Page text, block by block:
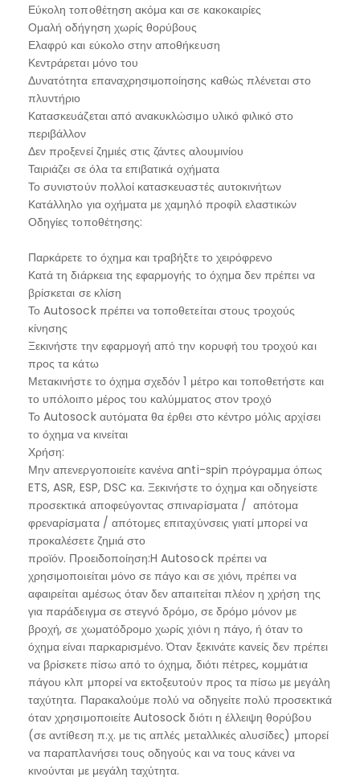
Εύκολη τοποθέτηση ακόμα και σε κακοκαιρίες
Ομαλή οδήγηση χωρίς θορύβους
Ελαφρύ και εύκολο στην αποθήκευση
Κεντράρεται μόνο του
Δυνατότητα επαναχρησιμοποίησης καθώς πλένεται στο
πλυντήριο
Κατασκευάζεται από ανακυκλώσιμο υλικό φιλικό στο
περιβάλλον
Δεν προξενεί ζημιές στις ζάντες αλουμινίου
Ταιριάζει σε όλα τα επιβατικά οχήματα
Το συνιστούν πολλοί κατασκευαστές αυτοκινήτων
Κατάλληλο για οχήματα με χαμηλό προφίλ ελαστικών
Οδηγίες τοποθέτησης:
Παρκάρετε το όχημα και τραβήξτε το χειρόφρενο
Κατά τη διάρκεια της εφαρμογής το όχημα δεν πρέπει να
βρίσκεται σε κλίση
Το Autosock πρέπει να τοποθετείται στους τροχούς
κίνησης
Ξεκινήστε την εφαρμογή από την κορυφή του τροχού και
προς τα κάτω
Μετακινήστε το όχημα σχεδόν 1 μέτρο και τοποθετήστε και
το υπόλοιπο μέρος του καλύμματος στον τροχό
Το Autosock αυτόματα θα έρθει στο κέντρο μόλις αρχίσει
το όχημα να κινείται
Χρήση:
Μην απενεργοποιείτε κανένα anti-spin πρόγραμμα όπως
ETS, ASR, ESP, DSC κα. Ξεκινήστε το όχημα και οδηγείστε
προσεκτικά αποφεύγοντας σπιναρίσματα / απότομα
φρεναρίσματα / απότομες επιταχύνσεις γιατί μπορεί να
προκαλέσετε ζημιά στο
προϊόν. Προειδοποίηση:H Autosock πρέπει να
χρησιμοποιείται μόνο σε πάγο και σε χιόνι, πρέπει να
αφαιρείται αμέσως όταν δεν απαιτείται πλέον η χρήση της
για παράδειγμα σε στεγνό δρόμο, σε δρόμο μόνον με
βροχή, σε χωματόδρομο χωρίς χιόνι η πάγο, ή όταν το
όχημα είναι παρκαρισμένο. Όταν ξεκινάτε κανείς δεν πρέπει
να βρίσκετε πίσω από το όχημα, διότι πέτρες, κομμάτια
πάγου κλπ μπορεί να εκτοξευτούν προς τα πίσω με μεγάλη
ταχύτητα. Παρακαλούμε πολύ να οδηγείτε πολύ προσεκτικά
όταν χρησιμοποιείτε Autosock διότι η έλλειψη θορύβου
(σε αντίθεση π.χ. με τις απλές μεταλλικές αλυσίδες) μπορεί
να παραπλανήσει τους οδηγούς και να τους κάνει να
κινούνται με μεγάλη ταχύτητα.